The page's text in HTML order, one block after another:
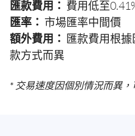
匯款費用： 費用低至
匯率： 市場匯率中間價
額外費用： 匯款費用根
款方式而異
* 交易速度因個別情況而異